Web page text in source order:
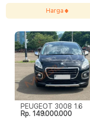
Harga
PEUGEOT 3008 1.6
Rp. 149.000.000